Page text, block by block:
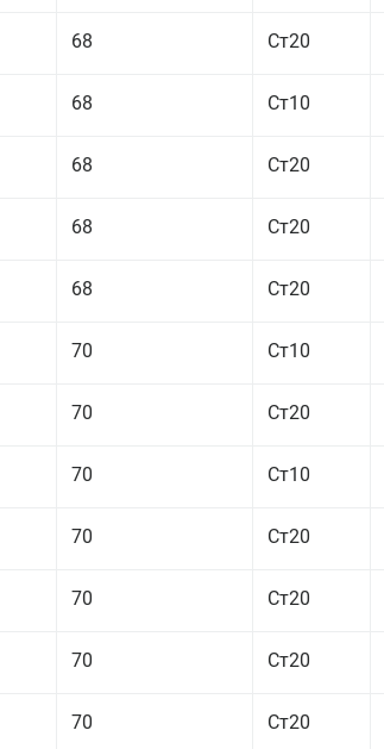
68 Ст20
68 Ст10
68 Ст20
68 Ст20
68 Ст20
70 Ст10
70 Ст20
70 Ст10
70 Ст20
70 Ст20
70 Ст20
70 Ст20